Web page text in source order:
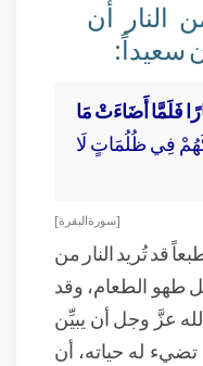
النار أن
سعيداً:
فَلَمَّا أَضَاءَتْ مَا
فِي ظُلُمَاتٍ لَا
[ سورة البقرة ]
قد تُريد النار من
طهو الطعام، وقد
عزَّ وجل أن يبيِّن
تضيء له حياته، أن